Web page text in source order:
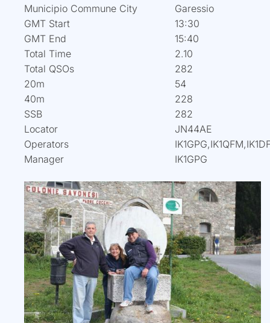
Municipio Commune City
Garessio
GMT Start
13:30
GMT End
15:40
Total Time
2.10
Total QSOs
282
20m
54
40m
228
SSB
282
Locator
JN44AE
Operators
Manager
IK1GPG